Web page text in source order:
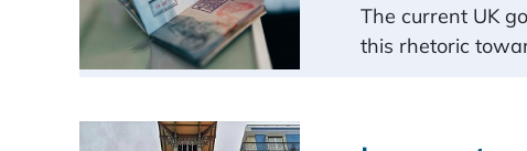
The current UK
this rhetoric